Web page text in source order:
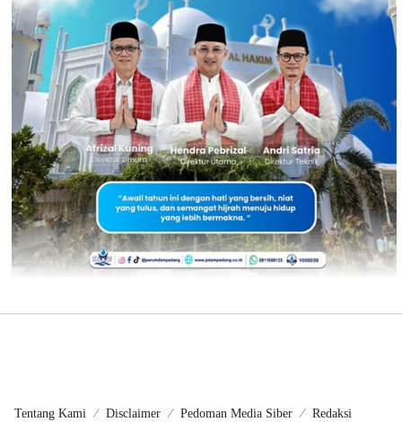
Tentang Kami Disclaimer Pedoman Media Siber Redaksi